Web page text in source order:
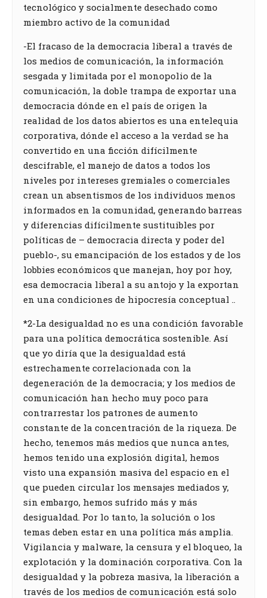
tecnológico y socialmente desechado como
miembro activo de la comunidad
-El fracaso de la democracia liberal a través de
los medios de comunicación, la información
sesgada y limitada por el monopolio de la
comunicación, la doble trampa de exportar una
democracia dónde en el país de origen la
realidad de los datos abiertos es una entelequia
corporativa, dónde el acceso a la verdad se ha
convertido en una ficción difícilmente
descifrable, el manejo de datos a todos los
niveles por intereses gremiales o comerciales
crean un absentismos de los individuos menos
informados en la comunidad, generando barreas
y diferencias difícilmente sustituibles por
políticas de – democracia directa y poder del
pueblo-, su emancipación de los estados y de los
lobbies económicos que manejan, hoy por hoy,
esa democracia liberal a su antojo y la exportan
en una condiciones de hipocresía conceptual ..
*2-La desigualdad no es una condición favorable
para una política democrática sostenible. Así
que yo diría que la desigualdad está
estrechamente correlacionada con la
degeneración de la democracia; y los medios de
comunicación han hecho muy poco para
contrarrestar los patrones de aumento
constante de la concentración de la riqueza. De
hecho, tenemos más medios que nunca antes,
hemos tenido una explosión digital, hemos
visto una expansión masiva del espacio en el
que pueden circular los mensajes mediados y,
sin embargo, hemos sufrido más y más
desigualdad. Por lo tanto, la solución o los
temas deben estar en una política más amplia.
Vigilancia y malware, la censura y el bloqueo, la
explotación y la dominación corporativa. Con la
desigualdad y la pobreza masiva, la liberación a
través de los medios de comunicación está solo